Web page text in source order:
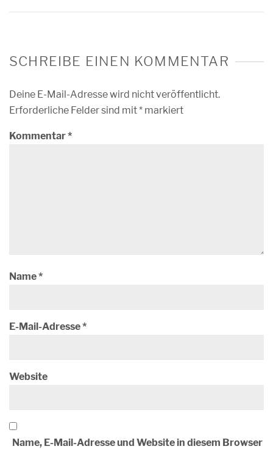
SCHREIBE EINEN KOMMENTAR
Deine E-Mail-Adresse wird nicht veröffentlicht.
Erforderliche Felder sind mit* markiert
Kommentar*
Name*
E-Mail-Adresse*
Website
Name, E-Mail-Adresse und Website in diesem Browser